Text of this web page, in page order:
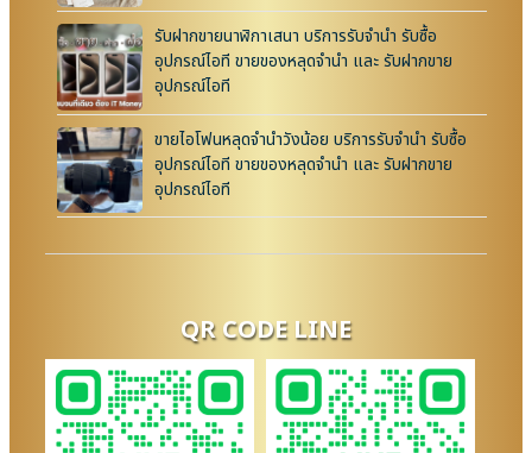
รับฝากขายนาฬิกาเสนา บริการรับจำนำ รับซื้อ
อุปกรณ์ไอที ขายของหลุดจำนำ และ รับฝากขาย
อุปกรณ์ไอที
ขายไอโฟนหลุดจำนำวังน้อย บริการรับจำนำ รับซื้อ
อุปกรณ์ไอที ขายของหลุดจำนำ และ รับฝากขาย
อุปกรณ์ไอที
QR CODE LINE